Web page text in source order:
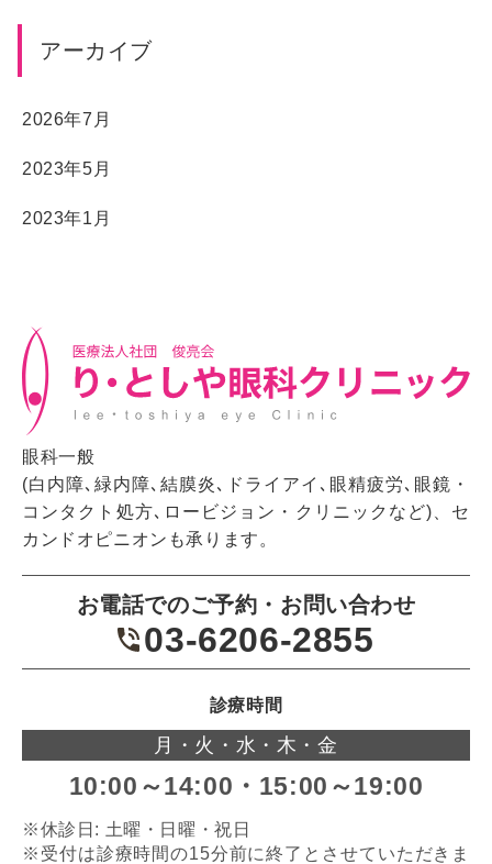
アーカイブ
2026年7月
2023年5月
2023年1月
眼科一般
(白内障､緑内障､結膜炎､ドライアイ､眼精疲労､眼鏡・
コンタクト処方､ロービジョン・クリニックなど)、セ
カンドオピニオンも承ります。
お電話でのご予約・お問い合わせ
03-6206-2855
診療時間
月・火・水・木・金
10:00～14:00・15:00～19:00
※休診日: 土曜・日曜・祝日
※受付は診療時間の15分前に終了とさせていただきま